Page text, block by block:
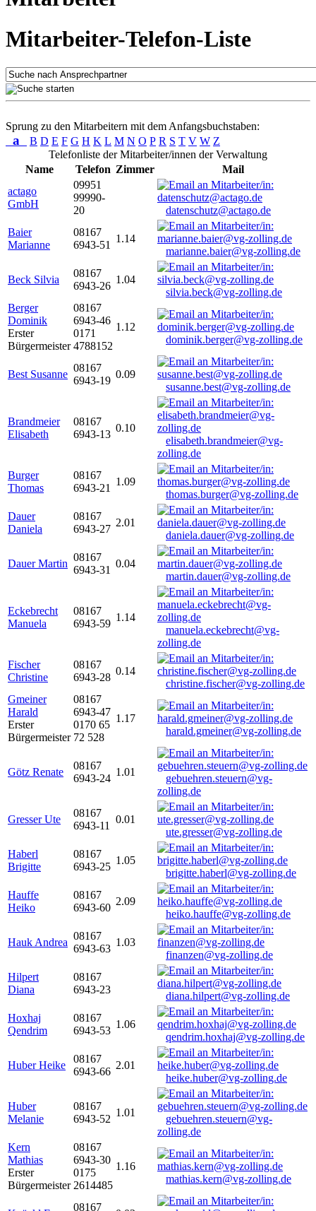
Mitarbeiter-Telefon-Liste
Sprung zu den Mitarbeitern mit dem Anfangsbuchstaben:
a B D E F G H K L M N O P R S T V W Z
Telefonliste der Mitarbeiter/innen der Verwaltung
Name
Telefon Zimmer
Mail
actago
GmbH
09951
99990-
20
datenschutz@actago.de
Baier
Marianne
08167
6943-51
1.14
marianne.baier@vg-zolling.de
Beck Silvia
08167
6943-26
1.04
silvia.beck@vg-zolling.de
Berger
Dominik
Erster
Bürgermeister
08167
6943-46
0171
4788152
1.12
dominik.berger@vg-zolling.de
Best Susanne
08167
6943-19
0.09
susanne.best@vg-zolling.de
Brandmeier
Elisabeth
08167
6943-13
0.10
elisabeth.brandmeier@vg-
zolling.de
Burger
Thomas
08167
6943-21
1.09
thomas.burger@vg-zolling.de
Dauer
Daniela
08167
6943-27
2.01
daniela.dauer@vg-zolling.de
Dauer Martin
08167
6943-31
0.04
martin.dauer@vg-zolling.de
Eckebrecht
Manuela
08167
6943-59
1.14
manuela.eckebrecht@vg-
zolling.de
Fischer
Christine
08167
6943-28
0.14
christine.fischer@vg-zolling.de
Gmeiner
Harald
Erster
Bürgermeister
08167
6943-47
0170 65
72 528
1.17
harald.gmeiner@vg-zolling.de
Götz Renate
08167
6943-24
1.01
gebuehren.steuern@vg-
zolling.de
Gresser Ute
08167
6943-11
0.01
ute.gresser@vg-zolling.de
Haberl
Brigitte
08167
6943-25
1.05
brigitte.haberl@vg-zolling.de
Hauffe
Heiko
08167
6943-60
2.09
heiko.hauffe@vg-zolling.de
Hauk Andrea
08167
6943-63
1.03
finanzen@vg-zolling.de
Hilpert
Diana
08167
6943-23
diana.hilpert@vg-zolling.de
Hoxhaj
Qendrim
08167
6943-53
1.06
qendrim.hoxhaj@vg-zolling.de
Huber Heike
08167
6943-66
2.01
heike.huber@vg-zolling.de
Huber
Melanie
08167
6943-52
1.01
gebuehren.steuern@vg-
zolling.de
Kern
Mathias
Erster
Bürgermeister
08167
6943-30
0175
2614485
1.16
mathias.kern@vg-zolling.de
08167